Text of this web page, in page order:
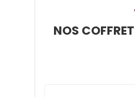
NOS